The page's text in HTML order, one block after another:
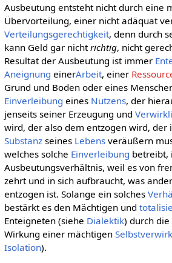
Ausbeutung entsteht nicht durch eine
Übervorteilung, einer nicht adäquat
Verteilungsgerechtigkeit, denn durch
kann Geld gar nichtrichtig, nicht
Resultat der Ausbeutung ist immer
Aneignung einerArbeit, einer
Grund und Boden oder eines
Einverleibung eines Nutzens, der
jenseits seiner Erzeugung und
wird, der also dem entzogen wird, der
Substanzseines Lebensveräußern
welches solche Einverleibung betreibt,
Ausbeutungsverhältnis, weil es von
zehrt und in sich aufbraucht, was
entzogen ist. Solange ein solches
bestärkt es den Mächtigen und
Enteigneten (siehe Dialektik) durch die
Wirkung einer mächtigen
Isolation).